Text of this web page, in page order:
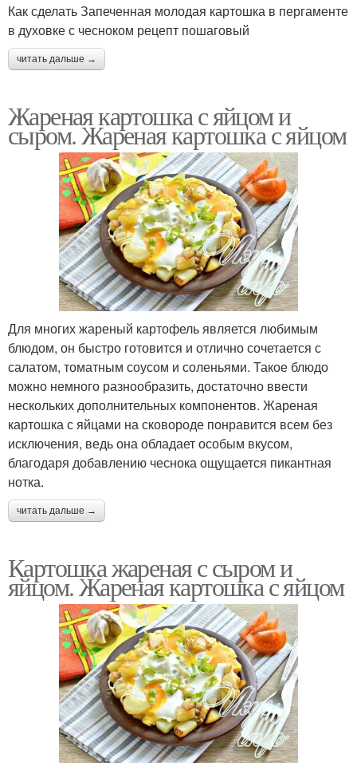
Как сделать Запеченная молодая картошка в пергаменте
в духовке с чесноком рецепт пошаговый
читать дальше →
Жареная картошка с яйцом и
сыром. Жареная картошка с яйцом
Для многих жареный картофель является любимым
блюдом, он быстро готовится и отлично сочетается с
салатом, томатным соусом и соленьями. Такое блюдо
можно немного разнообразить, достаточно ввести
нескольких дополнительных компонентов. Жареная
картошка с яйцами на сковороде понравится всем без
исключения, ведь она обладает особым вкусом,
благодаря добавлению чеснока ощущается пикантная
нотка.
читать дальше →
Картошка жареная с сыром и
яйцом. Жареная картошка с яйцом